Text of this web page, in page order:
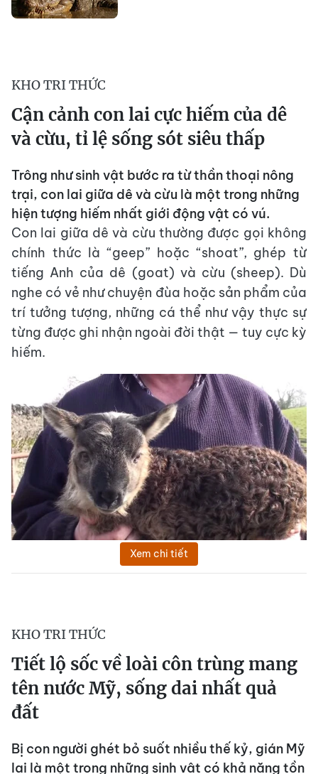
KHO TRI THỨC
Cận cảnh con lai cực hiếm của dê
và cừu, tỉ lệ sống sót siêu thấp
Trông như sinh vật bước ra từ thần thoại nông
trại, con lai giữa dê và cừu là một trong những
hiện tượng hiếm nhất giới động vật có vú.
Con lai giữa dê và cừu thường được gọi không
chính thức là “geep” hoặc “shoat”, ghép từ
tiếng Anh của dê (goat) và cừu (sheep). Dù
nghe có vẻ như chuyện đùa hoặc sản phẩm của
trí tưởng tượng, những cá thể như vậy thực sự
từng được ghi nhận ngoài đời thật — tuy cực kỳ
hiếm.
Xem chi tiết
KHO TRI THỨC
Tiết lộ sốc về loài côn trùng mang
tên nước Mỹ, sống dai nhất quả
đất
Bị con người ghét bỏ suốt nhiều thế kỷ, gián Mỹ
lại là một trong những sinh vật có khả năng tồn